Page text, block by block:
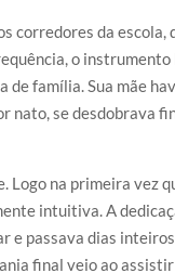
corredores da escola,
o
família. Sua mãe
nato, se desdobrava
Logo na primeira vez
intuitiva. A
e passava dias
final veio ao